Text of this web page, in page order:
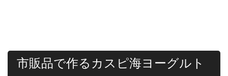
市販品で作るカスピ海ヨーグルト